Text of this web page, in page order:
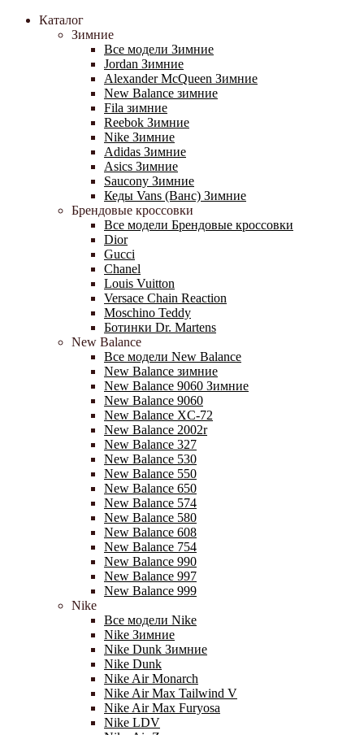
Каталог
Зимние
Все модели Зимние
Jordan Зимние
Alexander McQueen Зимние
New Balance зимние
Fila зимние
Reebok Зимние
Nike Зимние
Adidas Зимние
Asics Зимние
Saucony Зимние
Кеды Vans (Ванс) Зимние
Брендовые кроссовки
Все модели Брендовые кроссовки
Dior
Gucci
Chanel
Louis Vuitton
Versace Chain Reaction
Moschino Teddy
Ботинки Dr. Martens
New Balance
Все модели New Balance
New Balance зимние
New Balance 9060 Зимние
New Balance 9060
New Balance XC-72
New Balance 2002r
New Balance 327
New Balance 530
New Balance 550
New Balance 650
New Balance 574
New Balance 580
New Balance 608
New Balance 754
New Balance 990
New Balance 997
New Balance 999
Nike
Все модели Nike
Nike Зимние
Nike Dunk Зимние
Nike Dunk
Nike Air Monarch
Nike Air Max Tailwind V
Nike Air Max Furyosa
Nike LDV